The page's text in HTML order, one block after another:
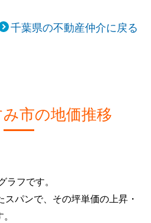
千葉県の不動産仲介に戻る
市の地価推移
フです。
パンで、その坪単価の上昇・